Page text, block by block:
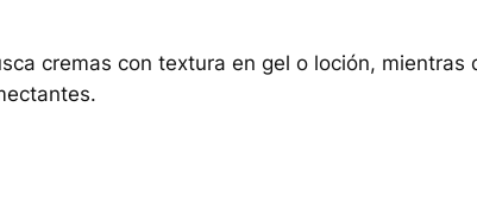
cremas con textura en gel o loción, mientras